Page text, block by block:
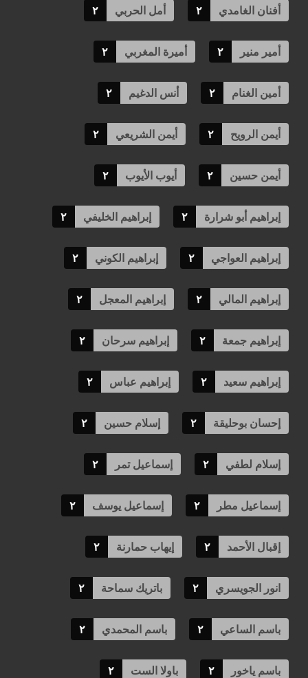
أفنان الغامدي ٢ أمل الحربي ٢
أمير منير ٢ أميرة المغربي ٢
أمين الغنام ٢ أنس الدغيم ٢
أيمن الرويح ٢ أيمن الشريعي ٢
أيمن حسين ٢ أيوب الأيوب ٢
إبراهيم أبو شرارة ٢ إبراهيم الخليفي ٢
إبراهيم العواجي ٢ إبراهيم الكوني ٢
إبراهيم المالي ٢ إبراهيم المعجل ٢
إبراهيم جمعة ٢ إبراهيم سرحان ٢
إبراهيم سعيد ٢ إبراهيم عباس ٢
إحسان بوحليقة ٢ إسلام حسين ٢
إسلام لطفي ٢ إسماعيل تمر ٢
إسماعيل مطر ٢ إسماعيل يوسف ٢
إقبال الأحمد ٢ إيهاب حمارنة ٢
انور الجويسري ٢ باتريك سماحة ٢
باسم الساعي ٢ باسم المحمدي ٢
باسم ياخور ٢ باولا الست ٢